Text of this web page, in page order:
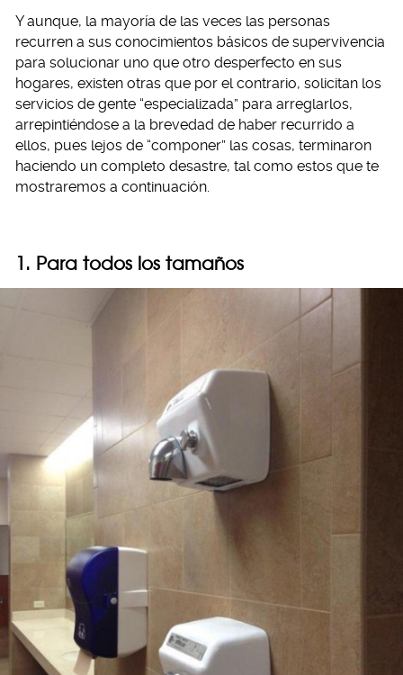
Y aunque, la mayoría de las veces las personas
recurren a sus conocimientos básicos de supervivencia
para solucionar uno que otro desperfecto en sus
hogares, existen otras que por el contrario, solicitan los
servicios de gente “especializada” para arreglarlos,
arrepintiéndose a la brevedad de haber recurrido a
ellos, pues lejos de “componer” las cosas, terminaron
haciendo un completo desastre, tal como estos que te
mostraremos a continuación.
1. Para todos los tamaños